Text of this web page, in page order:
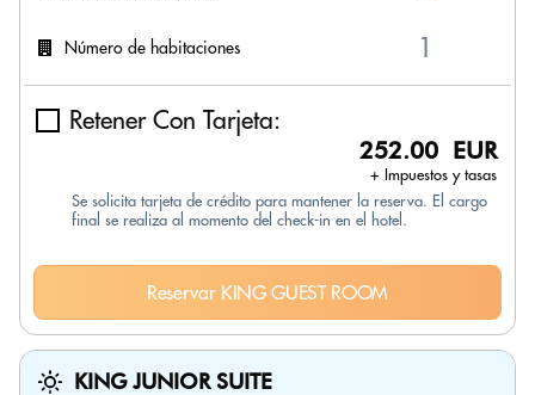
Número de habitaciones
Retener Con Tarjeta:
252.00 EUR
+ Impuestos y tasas
Se solicita tarjeta de crédito para mantener la reserva. El cargo
final se realiza al momento del check-in en el hotel.
Reservar KING GUEST ROOM
KING JUNIOR SUITE